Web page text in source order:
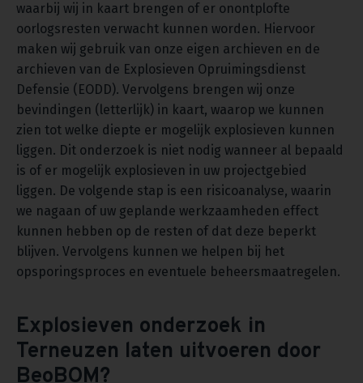
waarbij wij in kaart brengen of er onontplofte
oorlogsresten verwacht kunnen worden. Hiervoor
maken wij gebruik van onze eigen archieven en de
archieven van de Explosieven Opruimingsdienst
Defensie (EODD). Vervolgens brengen wij onze
bevindingen (letterlijk) in kaart, waarop we kunnen
zien tot welke diepte er mogelijk explosieven kunnen
liggen. Dit onderzoek is niet nodig wanneer al bepaald
is of er mogelijk explosieven in uw projectgebied
liggen. De volgende stap is een risicoanalyse, waarin
we nagaan of uw geplande werkzaamheden effect
kunnen hebben op de resten of dat deze beperkt
blijven. Vervolgens kunnen we helpen bij het
opsporingsproces en eventuele beheersmaatregelen.
Explosieven onderzoek in
Terneuzen laten uitvoeren door
BeoBOM?